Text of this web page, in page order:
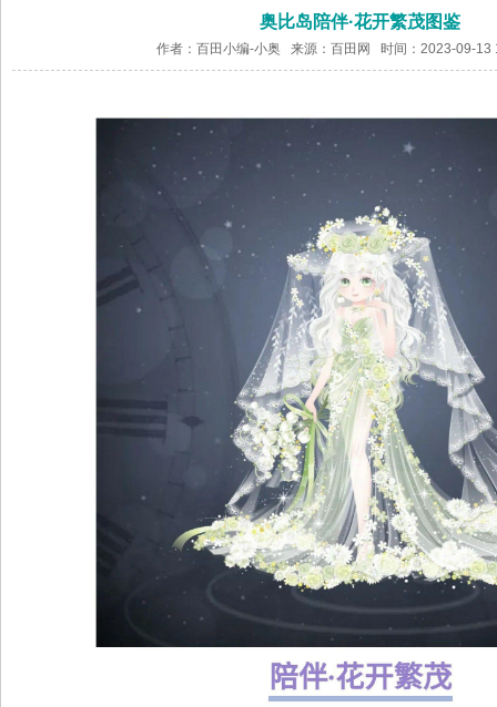
奥比岛陪伴·花开繁茂图鉴
作者：百田小编-小奥 来源：百田网 时间：2023-09-